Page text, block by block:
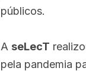
públicos.
A seLecT
pela pandemia